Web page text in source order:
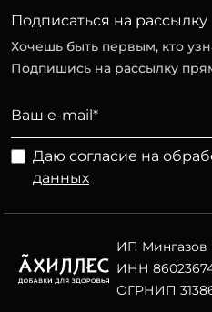
Подписаться на рассылку
Хочешь быть первым, кто
Подпишись на рассылку
Даю согласие на
данных
ИП Мингазов
ИНН
ОГРНИП